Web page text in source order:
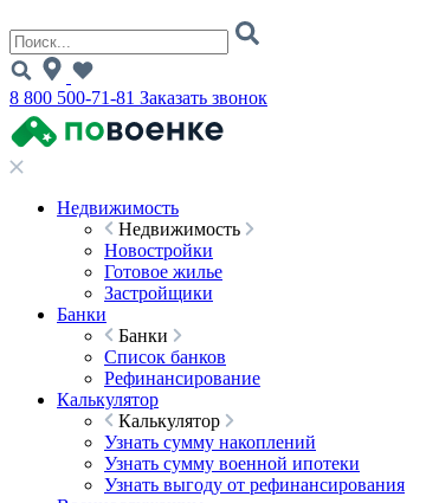
8 800 500-71-81 Заказать звонок
Недвижимость
Недвижимость
Новостройки
Готовое жилье
Застройщики
Банки
Банки
Список банков
Рефинансирование
Калькулятор
Калькулятор
Узнать сумму накоплений
Узнать сумму военной ипотеки
Узнать выгоду от рефинансирования